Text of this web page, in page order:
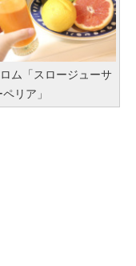
ム「スロージューサ
リア」